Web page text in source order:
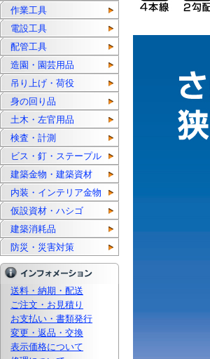
作業工具
電設工具
配管工具
造園・園芸用品
吊り上げ・荷役
身の回り品
土木・左官用品
検査・計測
ビス・釘・ステープル
建築金物・建築資材
内装・インテリア金物
仮設資材・ハシゴ
建築消耗品
防災・災害対策
送料・納期・配送
ご注文・お見積り
お支払い・書類発行
変更・返品・交換
表示価格について